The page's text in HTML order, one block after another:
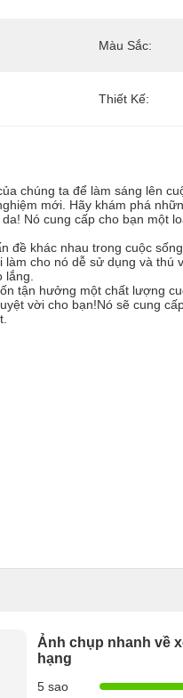
Màu Sắc:
Thiết Kế:
chúng ta để làm sáng lên
mới. Hãy khám phá
Nó cung cấp cho bạn một
đề khác nhau trong cuộc
cho nó dễ sử dụng và
tận hưởng một chất lượng
vời cho bạn!Nó sẽ cung
Ảnh chụp nhanh về
hạng
5 sao